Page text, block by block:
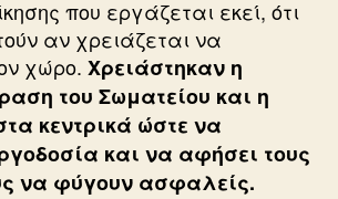
που εργάζεται εκεί, ότι
αν χρειάζεται να
χώρο. Χρειάστηκαν η
του Σωματείου και η
κεντρικά ώστε να
και να αφήσει τους
να φύγουν ασφαλείς.